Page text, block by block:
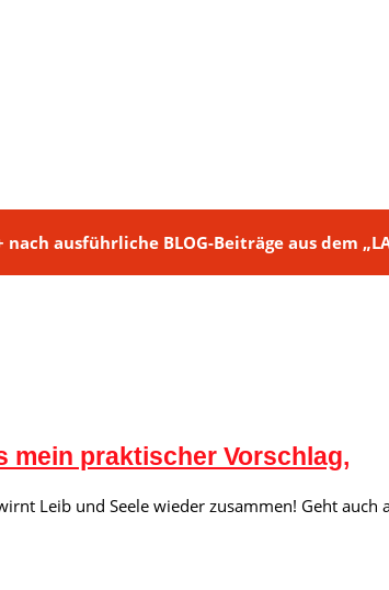
ausführliche BLOG-Beiträge aus dem
mein praktischer Vorschlag,
Leib und Seele wieder zusammen! Geht auch